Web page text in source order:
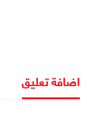
اضافة تعليق